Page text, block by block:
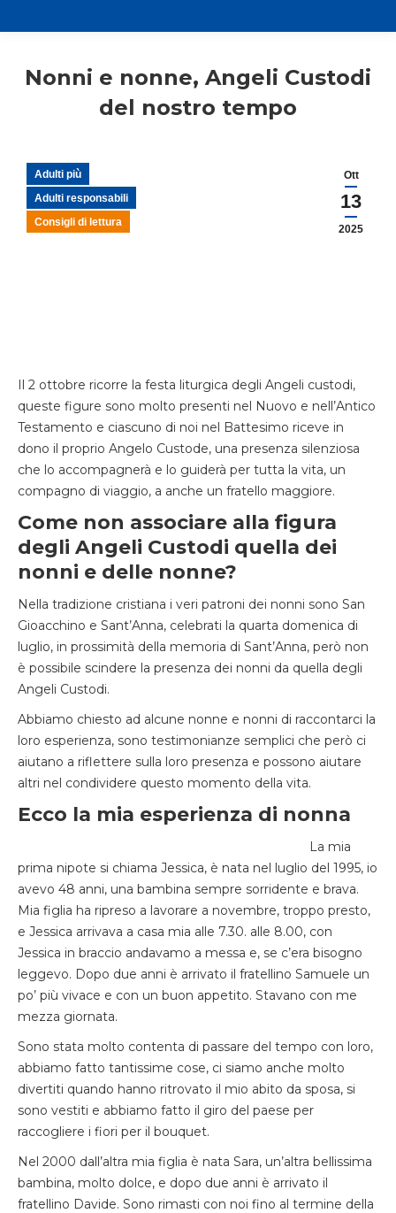
Nonni e nonne, Angeli Custodi
del nostro tempo
Ott
13
2025
Adulti più
Adulti responsabili
Consigli di lettura
Il 2 ottobre ricorre la festa liturgica degli Angeli custodi,
queste figure sono molto presenti nel Nuovo e nell’Antico
Testamento e ciascuno di noi nel Battesimo riceve in
dono il proprio Angelo Custode, una presenza silenziosa
che lo accompagnerà e lo guiderà per tutta la vita, un
compagno di viaggio, a anche un fratello maggiore.
Come non associare alla figura
degli Angeli Custodi quella dei
nonni e delle nonne?
Nella tradizione cristiana i veri patroni dei nonni sono San
Gioacchino e Sant’Anna, celebrati la quarta domenica di
luglio, in prossimità della memoria di Sant’Anna, però non
è possibile scindere la presenza dei nonni da quella degli
Angeli Custodi.
Abbiamo chiesto ad alcune nonne e nonni di raccontarci la
loro esperienza, sono testimonianze semplici che però ci
aiutano a riflettere sulla loro presenza e possono aiutare
altri nel condividere questo momento della vita.
Ecco la mia esperienza di nonna
La mia
prima nipote si chiama Jessica, è nata nel luglio del 1995, io
avevo 48 anni, una bambina sempre sorridente e brava.
Mia figlia ha ripreso a lavorare a novembre, troppo presto,
e Jessica arrivava a casa mia alle 7.30. alle 8.00, con
Jessica in braccio andavamo a messa e, se c’era bisogno
leggevo. Dopo due anni è arrivato il fratellino Samuele un
po’ più vivace e con un buon appetito. Stavano con me
mezza giornata.
Sono stata molto contenta di passare del tempo con loro,
abbiamo fatto tantissime cose, ci siamo anche molto
divertiti quando hanno ritrovato il mio abito da sposa, si
sono vestiti e abbiamo fatto il giro del paese per
raccogliere i fiori per il bouquet.
Nel 2000 dall’altra mia figlia è nata Sara, un’altra bellissima
bambina, molto dolce, e dopo due anni è arrivato il
fratellino Davide. Sono rimasti con noi fino al termine della